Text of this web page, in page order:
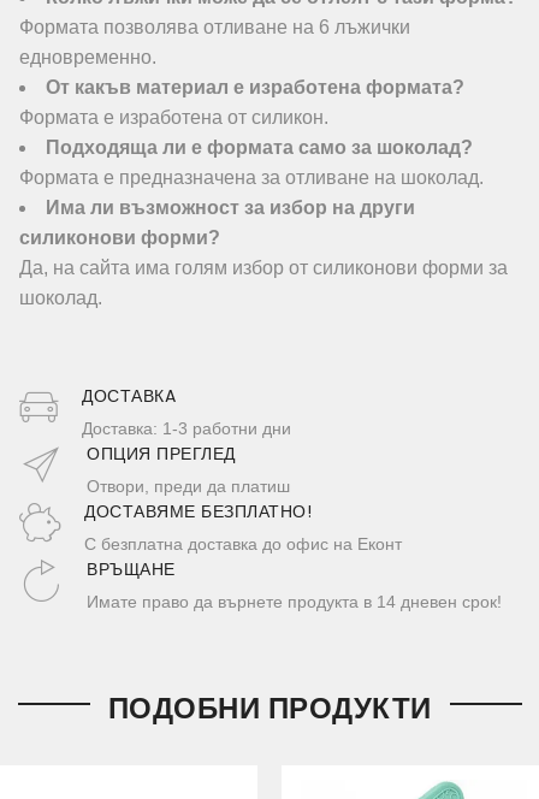
Формата позволява отливане на 6 лъжички
едновременно.
От какъв материал е изработена формата?
Формата е изработена от силикон.
Подходяща ли е формата само за шоколад?
Формата е предназначена за отливане на шоколад.
Има ли възможност за избор на други
силиконови форми?
Да, на сайта има голям избор от силиконови форми за
шоколад.
ДОСТАВКA
Доставка: 1-3 работни дни
ОПЦИЯ ПРЕГЛЕД
Отвори, преди да платиш
ДОСТАВЯМЕ БЕЗПЛАТНО!
С безплатна доставка до офис на Еконт
ВРЪЩАНЕ
Имате право да върнете продукта в 14 дневен срок!
ПОДОБНИ ПРОДУКТИ